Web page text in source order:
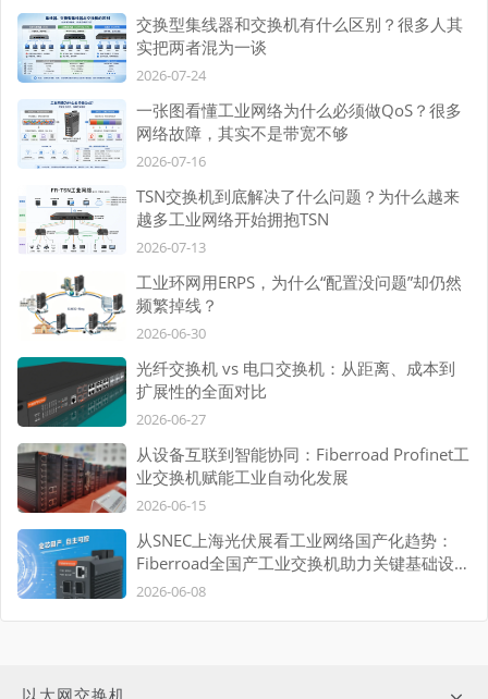
交换型集线器和交换机有什么区别？很多人其
实把两者混为一谈
2026-07-24
一张图看懂工业网络为什么必须做QoS？很多
网络故障，其实不是带宽不够
2026-07-16
TSN交换机到底解决了什么问题？为什么越来
越多工业网络开始拥抱TSN
2026-07-13
工业环网用ERPS，为什么“配置没问题”却仍然
频繁掉线？
2026-06-30
光纤交换机 vs 电口交换机：从距离、成本到
扩展性的全面对比
2026-06-27
从设备互联到智能协同：Fiberroad Profinet工
业交换机赋能工业自动化发展
2026-06-15
从SNEC上海光伏展看工业网络国产化趋势：
Fiberroad全国产工业交换机助力关键基础设施
自主可控
2026-06-08